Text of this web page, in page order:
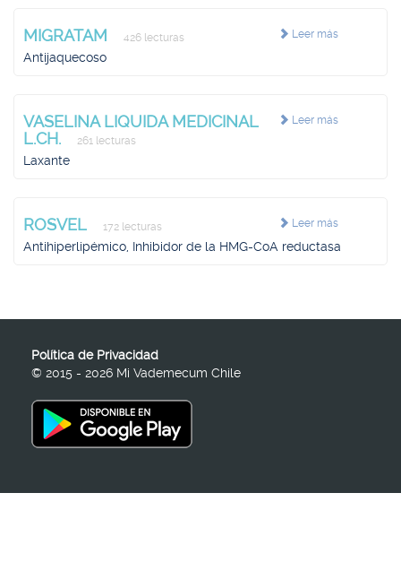
Leer más
MIGRATAM 426 lecturas
Antijaquecoso
Leer más
VASELINA LIQUIDA MEDICINAL
L.CH.
261 lecturas
Laxante
Leer más
ROSVEL 172 lecturas
Antihiperlipémico, Inhibidor de la HMG-CoA reductasa
Política de Privacidad
© 2015 - 2026 Mi Vademecum Chile